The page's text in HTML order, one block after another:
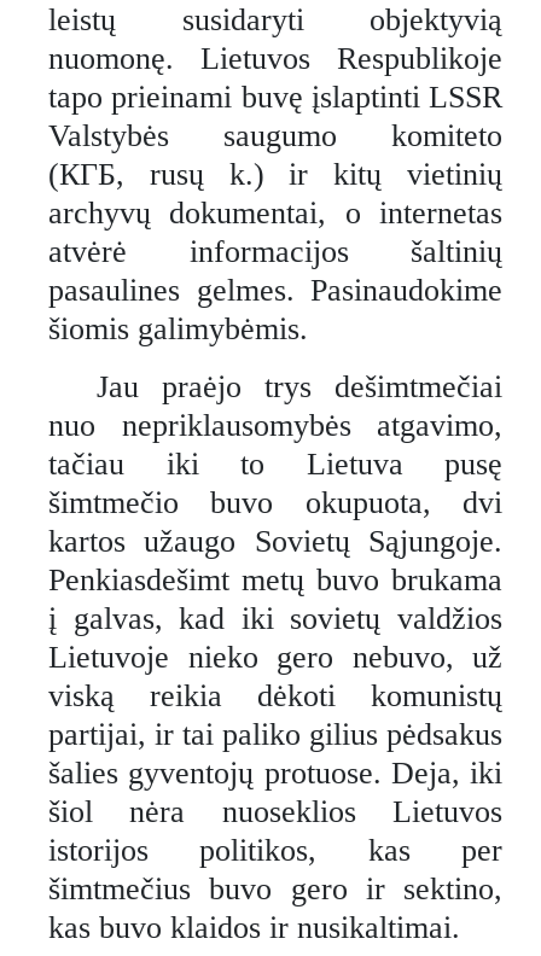
leistų susidaryti objektyvią
nuomonę. Lietuvos Respublikoje
tapo prieinami buvę įslaptinti LSSR
Valstybės saugumo komiteto
(КГБ, rusų k.) ir kitų vietinių
archyvų dokumentai, o internetas
atvėrė informacijos šaltinių
pasaulines gelmes. Pasinaudokime
šiomis galimybėmis.
Jau praėjo trys dešimtmečiai
nuo nepriklausomybės atgavimo,
tačiau iki to Lietuva pusę
šimtmečio buvo okupuota, dvi
kartos užaugo Sovietų Sąjungoje.
Penkiasdešimt metų buvo brukama
į galvas, kad iki sovietų valdžios
Lietuvoje nieko gero nebuvo, už
viską reikia dėkoti komunistų
partijai, ir tai paliko gilius pėdsakus
šalies gyventojų protuose. Deja, iki
šiol nėra nuoseklios Lietuvos
istorijos politikos, kas per
šimtmečius buvo gero ir sektino,
kas buvo klaidos ir nusikaltimai.